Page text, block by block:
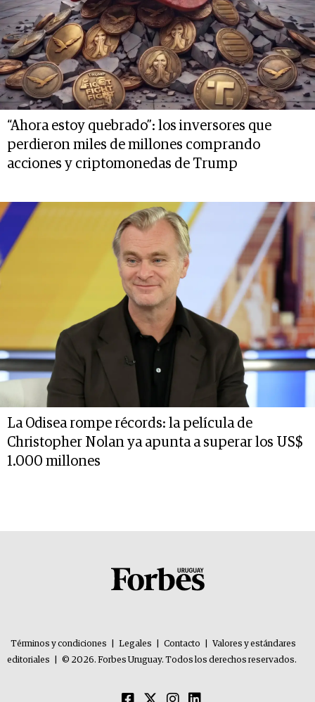
“Ahora estoy quebrado”: los inversores que
perdieron miles de millones comprando
acciones y criptomonedas de Trump
La Odisea rompe récords: la película de
Christopher Nolan ya apunta a superar los US$
1.000 millones
Términos y condiciones Legales Contacto
Valores y estándares
editoriales
© 2026. Forbes Uruguay. Todos los derechos reservados.